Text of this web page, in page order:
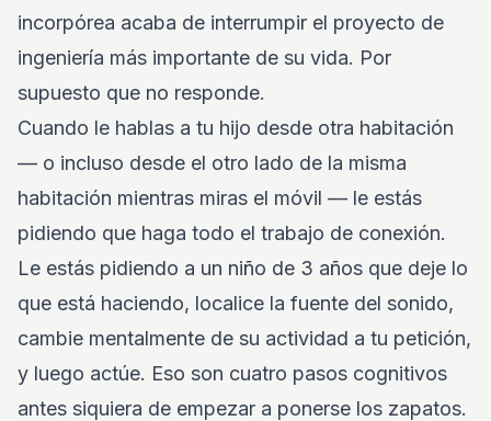
incorpórea acaba de interrumpir el proyecto de
ingeniería más importante de su vida. Por
supuesto que no responde.
Cuando le hablas a tu hijo desde otra habitación
— o incluso desde el otro lado de la misma
habitación mientras miras el móvil — le estás
pidiendo que haga todo el trabajo de conexión.
Le estás pidiendo a un niño de 3 años que deje lo
que está haciendo, localice la fuente del sonido,
cambie mentalmente de su actividad a tu petición,
y luego actúe. Eso son cuatro pasos cognitivos
antes siquiera de empezar a ponerse los zapatos.